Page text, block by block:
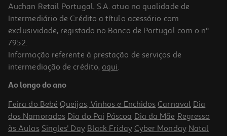
Auchan Retail Portugal, S.A. atua na qualidade de
Intermediário de Crédito a título acessório com
exclusividade, registado no Banco de Portugal com o nº
7952.
Informação referente à prestação de serviços de
intermediação de crédito, aqui.
Ao longo do ano
Feira do Bebé Queijos, Vinhos e Enchidos Carnaval Dia
dos Namorados Dia do Pai Páscoa Dia da Mãe Regresso
às Aulas Singles' Day Black Friday Cyber Monday Natal